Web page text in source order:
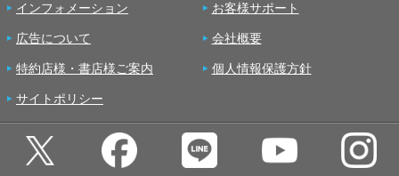
インフォメーション お客様サポート
広告について 会社概要
特約店様・書店様ご案内 個人情報保護方針
サイトポリシー